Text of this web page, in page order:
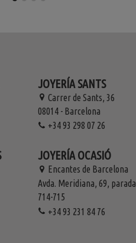
JOYERÍA SANTS
Carrer de Sants, 36
08014 - Barcelona
+34 93 298 07 26
JOYERÍA OCASIÓ
Encantes de Barcelona
Avda. Meridiana, 69, parada
714-715
+34 93 231 84 76